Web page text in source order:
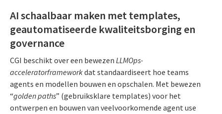
AI schaalbaar maken met templates,
geautomatiseerde kwaliteitsborging en
governance
CGI beschikt over een bewezen LLMOps-
acceleratorframeworkdat standaardiseert hoe teams
agents en modellen bouwen en opschalen. Met bewezen
“golden paths” (gebruiksklare templates) voor het
ontwerpen en bouwen van veelvoorkomende agent use